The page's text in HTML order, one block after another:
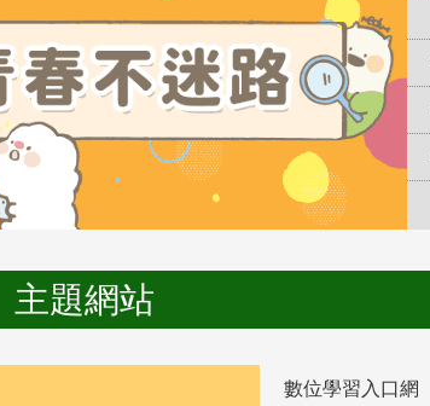
主題網站
數位學習入口網